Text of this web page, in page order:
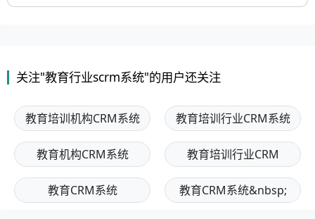
关注"教育行业scrm系统"的用户还关注
教育培训机构CRM系统 教育培训行业CRM系统
教育机构CRM系统 教育培训行业CRM
教育CRM系统 教育CRM系统&nbsp;